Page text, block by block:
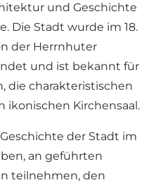
und Geschichte
Die Stadt wurde im 18.
der Herrnhuter
und ist bekannt für
die charakteristischen
ikonischen Kirchensaal.
der Stadt im
an geführten
teilnehmen, den